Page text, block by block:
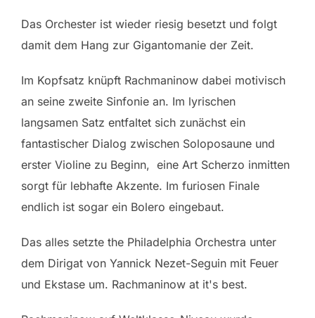
Das Orchester ist wieder riesig besetzt und folgt
damit dem Hang zur Gigantomanie der Zeit.
Im Kopfsatz knüpft Rachmaninow dabei motivisch
an seine zweite Sinfonie an. Im lyrischen
langsamen Satz entfaltet sich zunächst ein
fantastischer Dialog zwischen Soloposaune und
erster Violine zu Beginn, eine Art Scherzo inmitten
sorgt für lebhafte Akzente. Im furiosen Finale
endlich ist sogar ein Bolero eingebaut.
Das alles setzte the Philadelphia Orchestra unter
dem Dirigat von Yannick Nezet-Seguin mit Feuer
und Ekstase um. Rachmaninow at it's best.